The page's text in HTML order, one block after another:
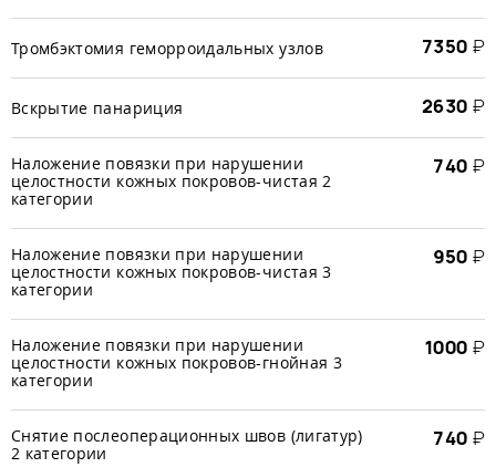
Тромбэктомия геморроидальных узлов 7350 ₽
Вскрытие панариция 2630 ₽
Наложение повязки при нарушении
целостности кожных покровов-чистая 2
категории
740 ₽
Наложение повязки при нарушении
целостности кожных покровов-чистая 3
категории
950 ₽
Наложение повязки при нарушении
целостности кожных покровов-гнойная 3
категории
1000 ₽
Снятие послеоперационных швов (лигатур)
2 категории
740 ₽